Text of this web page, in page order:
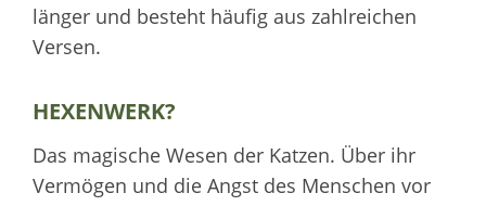
länger und besteht häufig aus zahlreichen
Versen.
HEXENWERK?
Das magische Wesen der Katzen. Über ihr
Vermögen und die Angst des Menschen vor